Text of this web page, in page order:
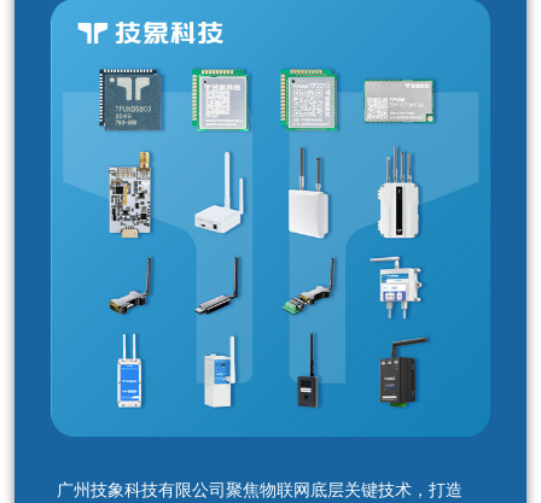
广州技象科技有限公司聚焦物联网底层关键技术，打造